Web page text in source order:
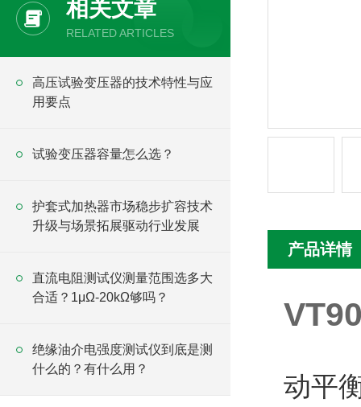
相关文章
RELATED ARTICLES
高压试验变压器的技术特性与应
用要点
试验变压器容量怎么选？
护套式加热器市场稳步扩容技术
升级与场景拓展驱动行业发展
直流电阻测试仪测量范围选多大
合适？1μΩ-20kΩ够吗？
绝缘油介电强度测试仪到底是测
什么的？有什么用？
产品详情
动平